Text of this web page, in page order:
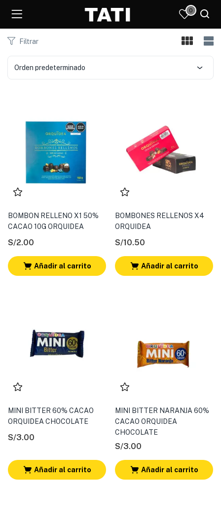
0
Filtrar
Orden predeterminado
BOMBON RELLENO X1 50%
CACAO 10G ORQUIDEA
S/2.00
Añadir al carrito
BOMBONES RELLENOS X4
ORQUIDEA
S/10.50
Añadir al carrito
MINI BITTER 60% CACAO
ORQUIDEA CHOCOLATE
S/3.00
Añadir al carrito
MINI BITTER NARANJA 60%
CACAO ORQUIDEA
CHOCOLATE
S/3.00
Añadir al carrito